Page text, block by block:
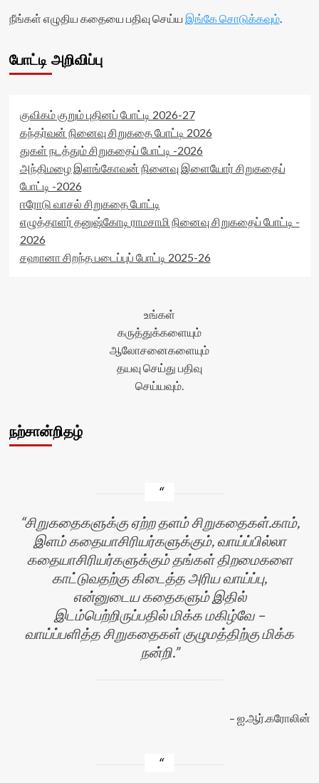
நீங்கள் எழுதிய கதையை பதிவு செய்ய இங்கே சொடுக்கவும்.
போட்டி அறிவிப்பு
குவிகம் குறும் புதினப் போட்டி 2026-27
கந்தர்வன் நினைவு சிறுகதை போட்டி 2026
துகள் நடத்தும் சிறுகதைப் போட்டி -2026
அந்திமழை இளங்கோவன் நினைவு இளையோர் சிறுகதைப்
போட்டி -2026
ஈரோடு வாசல் சிறுகதை போட்டி
எழுத்தாளர் தனுஷ்கோடி ராமசாமி நினைவு சிறுகதைப் போட்டி -
2026
சஹானா சிறந்த படைப்புப் போட்டி 2025-26
உங்கள்
கருத்துக்களையும்
ஆலோசனைகளையும்
தயவு செய்து பதிவு
செய்யவும்.
நற்சான்றிதழ்
சிறுகதைகளுக்கு ஏற்ற தளம் சிறுகதைகள்.காம்,
இளம் கதையாசிரியர்களுக்கும், வாய்ப்பில்லா
கதையாசிரியர்களுக்கும் தங்கள் திறமைகளை
காட்டுவதற்கு கிடைத்த அரிய வாய்ப்பு,
என்னுடைய கதைகளும் இதில்
இடம்பெற்றிருப்பதில் மிக்க மகிழ்வே –
வாய்ப்பளித்த சிறுகதைகள் குழுமத்திற்கு மிக்க
நன்றி.
ஐ.ஆர்.கரோலின்